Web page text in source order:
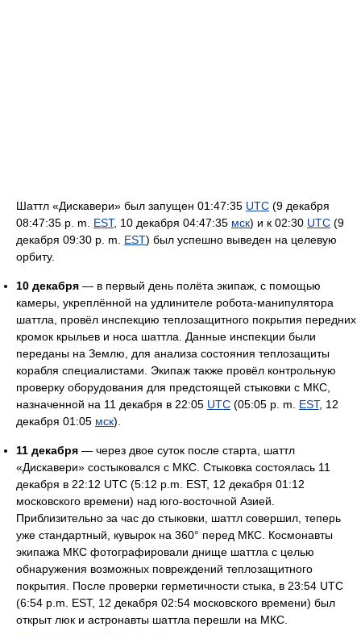
Шаттл «Дискавери» был запущен 01:47:35 UTC (9 декабря
08:47:35 p. m. EST, 10 декабря 04:47:35 мск) и к 02:30 UTC (9
декабря 09:30 p. m. EST) был успешно выведен на целевую
орбиту.
10 декабря — в первый день полёта экипаж, с помощью
камеры, укреплённой на удлинителе робота-манипулятора
шаттла, провёл инспекцию теплозащитного покрытия передних
кромок крыльев и носа шаттла. Данные инспекции были
переданы на Землю, для анализа состояния теплозащиты
корабля специалистами. Экипаж также провёл контрольную
проверку оборудования для предстоящей стыковки с МКС,
назначенной на 11 декабря в 22:05 UTC (05:05 p. m. EST, 12
декабря 01:05 мск).
11 декабря — через двое суток после старта, шаттл
«Дискавери» состыковался с МКС. Стыковка состоялась 11
декабря в 22:12 UTC (5:12 p.m. EST, 12 декабря 01:12
московского времени) над юго-восточной Азией.
Приблизительно за час до стыковки, шаттл совершил, теперь
уже стандартный, кувырок на 360° перед МКС. Космонавты
экипажа МКС фотографировали днище шаттла с целью
обнаружения возможных повреждений теплозащитного
покрытия. После проверки герметичности стыка, в 23:54 UTC
(6:54 p.m. EST, 12 декабря 02:54 московского времени) был
открыт люк и астронавты шаттла перешли на МКС.